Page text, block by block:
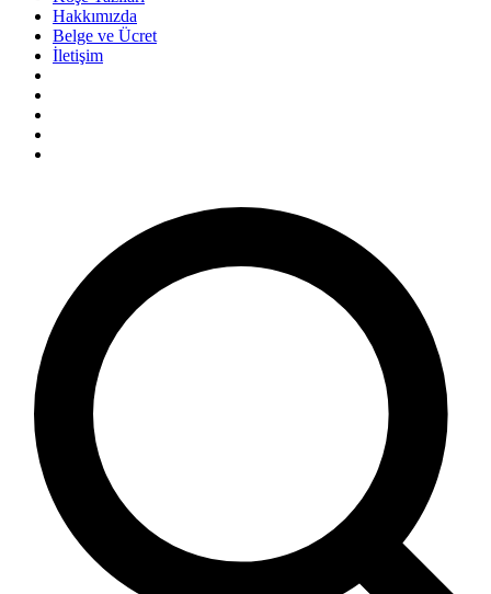
Hakkımızda
Belge ve Ücret
İletişim